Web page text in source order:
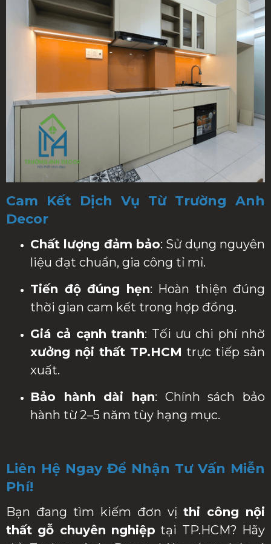
Cam Kết Dịch Vụ Từ Trường Anh
Decor
Chất lượng đảm bảo: Sử dụng nguyên
liệu đạt chuẩn, gia công tỉ mỉ.
Tiến độ đúng hẹn: Hoàn thiện đúng
thời gian cam kết trong hợp đồng.
Giá cả cạnh tranh: Tối ưu chi phí nhờ
xưởng nội thất TP.HCM trực tiếp sản
xuất.
Bảo hành dài hạn: Chính sách bảo
hành từ 2–5 năm tùy hạng mục.
Liên Hệ Ngay Để Nhận Tư Vấn Miễn
Phí!
Bạn đang tìm kiếm đơn vị thi công nội
thất gỗ chuyên nghiệp tại TP.HCM? Hãy